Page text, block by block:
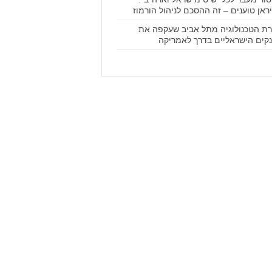
טוענים – זה ההסכם לניהול הורמוז
הטכנולוגיה מתל אביב שעקפה את
הישראליים בדרך לאמריקה